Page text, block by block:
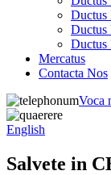
Ductus
Ductus
Ductus
Mercatus
Contacta Nos
Voca
English
Salvete in